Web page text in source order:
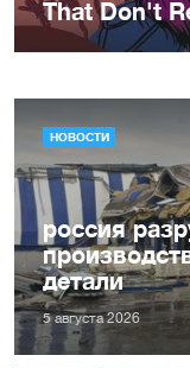
НОВОСТИ
россия
детали
5 августа 2026